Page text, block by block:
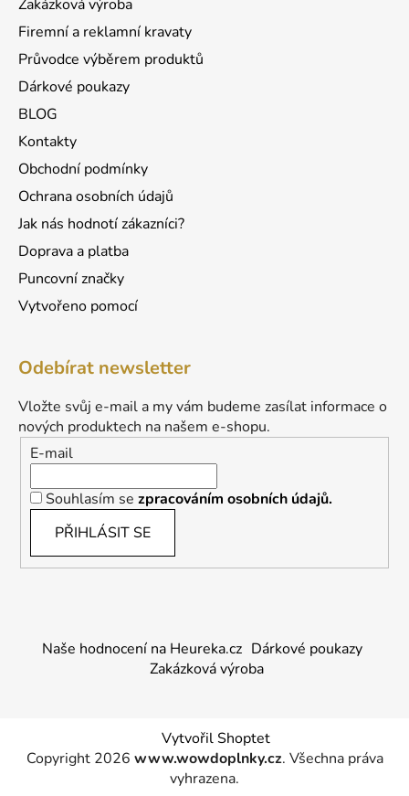
Zakázková výroba
Firemní a reklamní kravaty
Průvodce výběrem produktů
Dárkové poukazy
BLOG
Kontakty
Obchodní podmínky
Ochrana osobních údajů
Jak nás hodnotí zákazníci?
Doprava a platba
Puncovní značky
Vytvořeno pomocí
Odebírat newsletter
Vložte svůj e-mail a my vám budeme zasílat informace o
nových produktech na našem e-shopu.
E-mail
Souhlasím se zpracováním osobních údajů.
PŘIHLÁSIT SE
Naše hodnocení na Heureka.cz Dárkové poukazy
Zakázková výroba
Vytvořil Shoptet
Copyright 2026 www.wowdoplnky.cz. Všechna práva
vyhrazena.